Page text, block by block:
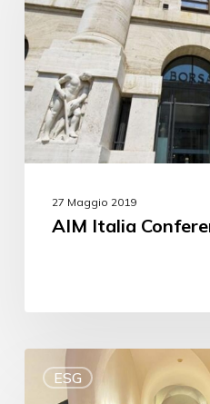
27 Maggio 2019
AIM Italia
ESG